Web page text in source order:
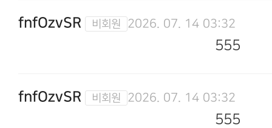
fnfOzvSR 2026. 07. 14 03:32
555
fnfOzvSR 2026. 07. 14 03:32
555